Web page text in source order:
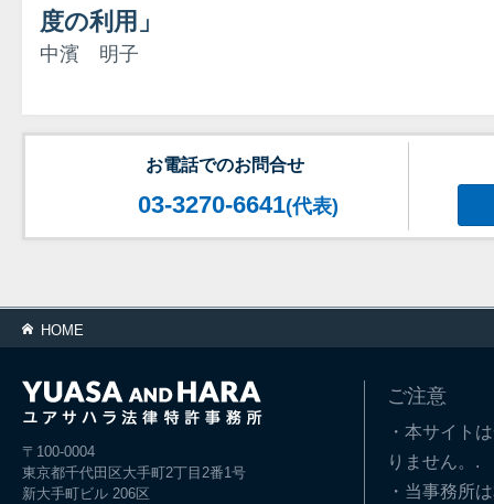
度の利用」
中濱 明子
お電話でのお問合せ
03-3270-6641(代表)
HOME
〒100-0004
東京都千代田区大手町2丁目2番1号
新大手町ビル 206区
ご注意
・本サイト
りません。.
・当事務所